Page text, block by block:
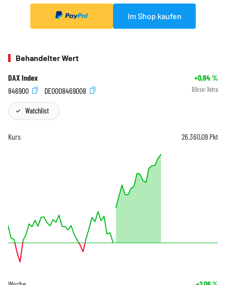
Im Shop kaufen
Behandelter Wert
DAX Index +0,84%
846900
DE0008469008 Börse: Xetra
Watchlist
Kurs 26.360,09 Pkt